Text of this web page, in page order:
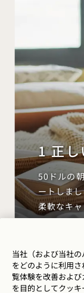
1 正し
50ドルの
ートしま
柔軟なキ
NaN / 9
当社（および当社
をどのように利用
覧体験を改善およ
を目的としてクッ